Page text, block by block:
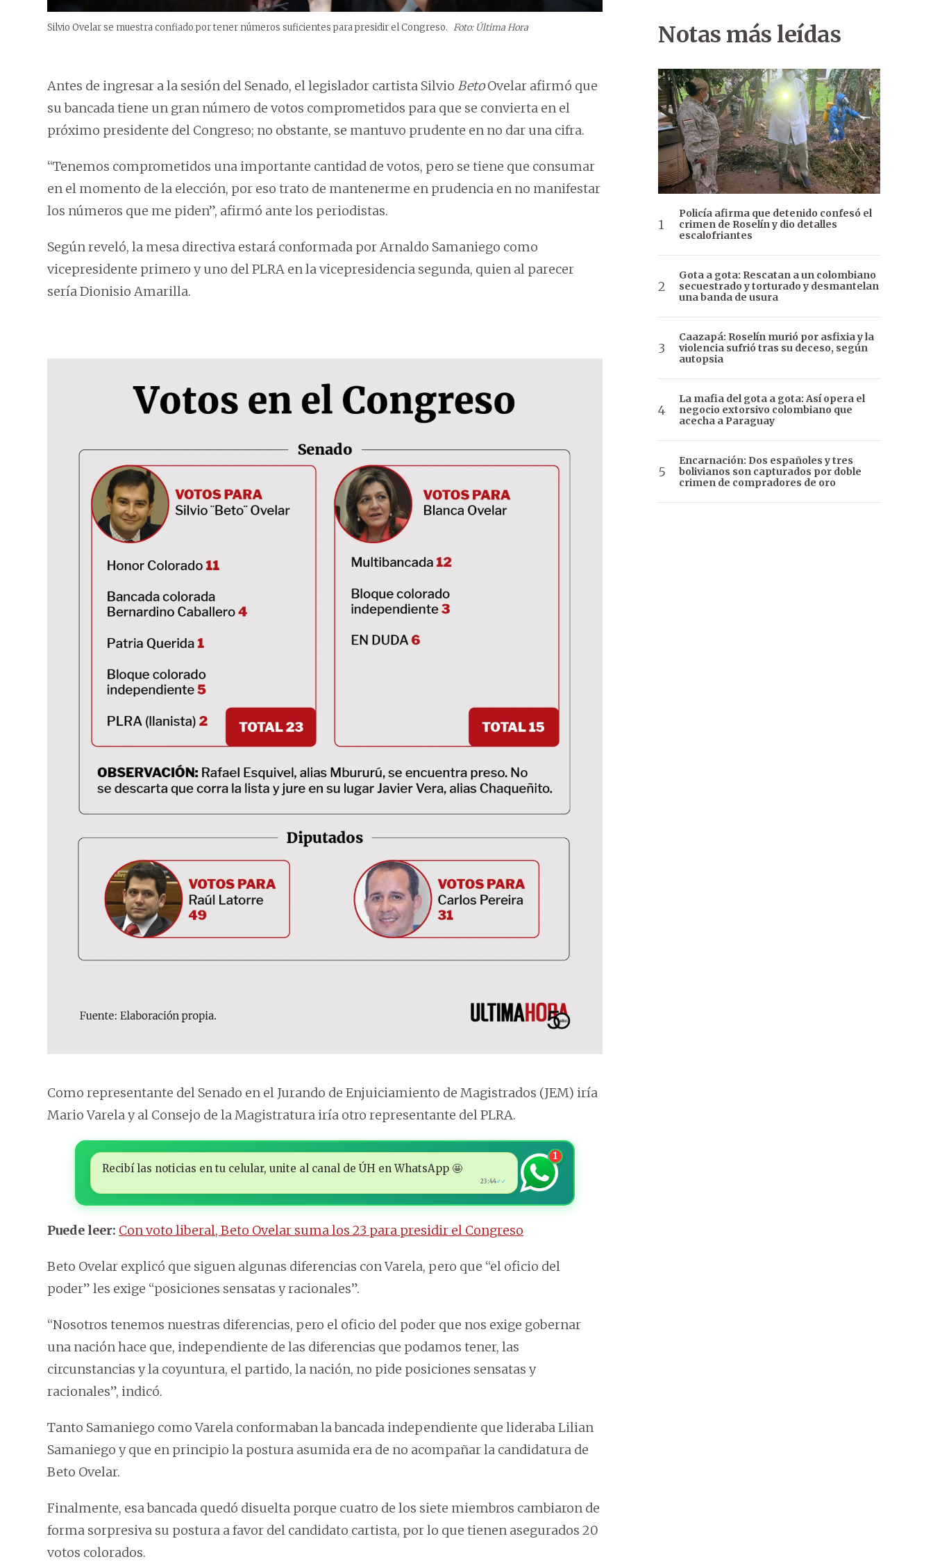
Silvio Ovelar se muestra confiado por tener números suficientes para presidir el Congreso. Foto: Última Hora
Antes de ingresar a la sesión del Senado, el legislador cartista Silvio BetoOvelar afirmó que
su bancada tiene un gran número de votos comprometidos para que se convierta en el
próximo presidente del Congreso; no obstante, se mantuvo prudente en no dar una cifra.
“Tenemos comprometidos una importante cantidad de votos, pero se tiene que consumar
en el momento de la elección, por eso trato de mantenerme en prudencia en no manifestar
los números que me piden”, afirmó ante los periodistas.
Según reveló, la mesa directiva estará conformada por Arnaldo Samaniego como
vicepresidente primero y uno del PLRA en la vicepresidencia segunda, quien al parecer
sería Dionisio Amarilla.
Como representante del Senado en el Jurando de Enjuiciamiento de Magistrados (JEM) iría
Mario Varela y al Consejo de la Magistratura iría otro representante del PLRA.
Recibí las noticias en tu celular, unite al canal de ÚH en WhatsApp 🤩
23:44✓✓
1
Puede leer: Con voto liberal, Beto Ovelar suma los 23 para presidir el Congreso
Beto Ovelar explicó que siguen algunas diferencias con Varela, pero que “el oficio del
poder” les exige “posiciones sensatas y racionales”.
“Nosotros tenemos nuestras diferencias, pero el oficio del poder que nos exige gobernar
una nación hace que, independiente de las diferencias que podamos tener, las
circunstancias y la coyuntura, el partido, la nación, no pide posiciones sensatas y
racionales”, indicó.
Tanto Samaniego como Varela conformaban la bancada independiente que lideraba Lilian
Samaniego y que en principio la postura asumida era de no acompañar la candidatura de
Beto Ovelar.
Finalmente, esa bancada quedó disuelta porque cuatro de los siete miembros cambiaron de
forma sorpresiva su postura a favor del candidato cartista, por lo que tienen asegurados 20
votos colorados.
Notas más leídas
Policía afirma que detenido confesó el
crimen de Roselín y dio detalles
escalofriantes
Gota a gota: Rescatan a un colombiano
secuestrado y torturado y desmantelan
una banda de usura
Caazapá: Roselín murió por asfixia y la
violencia sufrió tras su deceso, según
autopsia
La mafia del gota a gota: Así opera el
negocio extorsivo colombiano que
acecha a Paraguay
Encarnación: Dos españoles y tres
bolivianos son capturados por doble
crimen de compradores de oro